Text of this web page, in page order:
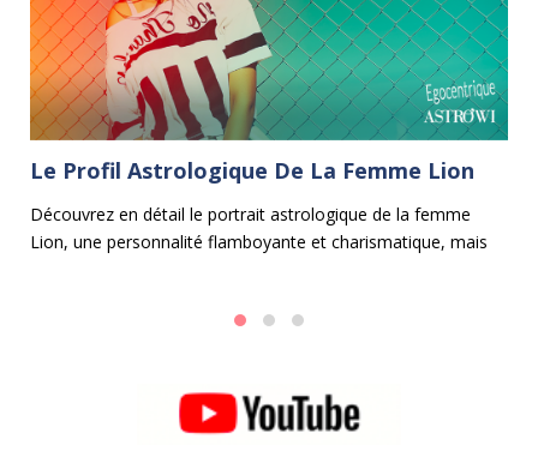
Le Profil Astrologique De La Femme Lion
Découvrez en détail le portrait astrologique de la femme
Lion, une personnalité flamboyante et charismatique, mais